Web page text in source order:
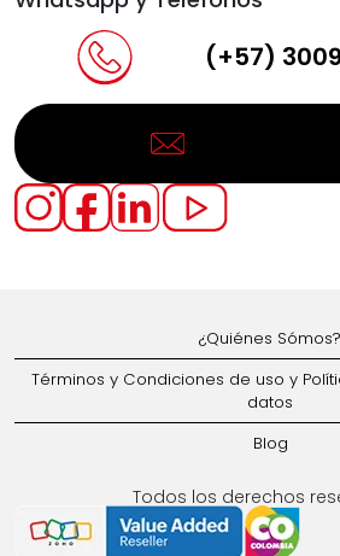
(+57)
¿Quiénes Sómos?
Términos y Condiciones de uso y
datos
Blog
Todos los derechos